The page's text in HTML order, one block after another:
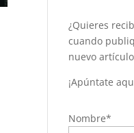
¿Quieres
cuando
nuevo
¡Apúntate
Nombre*